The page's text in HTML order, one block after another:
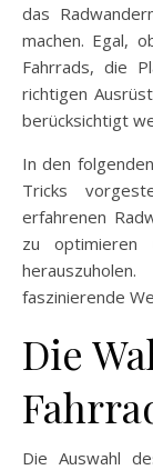
das
machen. Egal,
Fahrrads, die
richtigen
berücksichtigt
In den
Tricks
erfahrenen
zu optimieren
faszinierende
Die
Die Auswahl